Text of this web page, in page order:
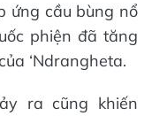
ứng cầu bùng nổ
phiện đã tăng
‘Ndrangheta.
ra cũng khiến